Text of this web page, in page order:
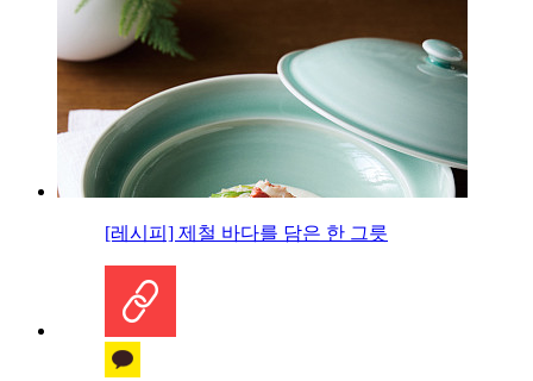
[레시피] 제철 바다를 담은 한 그릇